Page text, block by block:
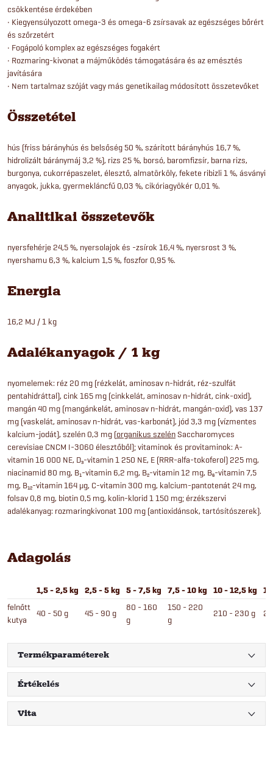
csökkentése érdekében
• Kiegyensúlyozott omega-3 és omega-6 zsírsavak az egészséges bőrért
és szőrzetért
• Fogápoló komplex az egészséges fogakért
• Rozmaring-kivonat a májműködés támogatására és az emésztés
javítására
• Nem tartalmaz szóját vagy más genetikailag módosított összetevőket
Összetétel
hús (friss bárányhús és belsőség 50 %, szárított bárányhús 16,7 %,
hidrolizált báránymáj 3,2 %), rizs 25 %, borsó, baromfizsír, barna rizs,
burgonya, cukorrépaszelet, élesztő, almatörköly, fekete ribizli 1 %, ásványi
anyagok, jukka, gyermekláncfű 0,03 %, cikóriagyökér 0,01 %.
Analitikai összetevők
nyersfehérje 24,5 %, nyersolajok és -zsírok 16,4 %, nyersrost 3 %,
nyershamu 6,3 %, kalcium 1,5 %, foszfor 0,95 %.
Energia
16,2 MJ / 1 kg
Adalékanyagok / 1 kg
nyomelemek: réz 20 mg (rézkelát, aminosav n-hidrát, réz-szulfát
pentahidráttal), cink 165 mg (cinkkelát, aminosav n-hidrát, cink-oxid),
mangán 40 mg (mangánkelát, aminosav n-hidrát, mangán-oxid), vas 137
mg (vaskelát, aminosav n-hidrát, vas-karbonát), jód 3,3 mg (vízmentes
kalcium-jodát), szelén 0,3 mg (organikus szelénSaccharomyces
cerevisiae CNCM I-3060 élesztőből); vitaminok és provitaminok: A-
vitamin 16 000 NE, D₃-vitamin 1 250 NE, E (RRR-alfa-tokoferol) 225 mg,
niacinamid 80 mg, B₁-vitamin 6,2 mg, B₂-vitamin 12 mg, B₆-vitamin 7,5
mg, B₁₂-vitamin 164 μg, C-vitamin 300 mg, kalcium-pantotenát 24 mg,
folsav 0,8 mg, biotin 0,5 mg, kolin-klorid 1 150 mg; érzékszervi
adalékanyag: rozmaringkivonat 100 mg (antioxidánsok, tartósítószerek).
Adagolás
1,5 - 2,5 kg 2,5 - 5 kg 5 - 7,5 kg 7,5 - 10 kg 10 - 12,5 kg
felnőtt
kutya
40 - 50 g 45 - 90 g
80 - 160
g
150 - 220
g
210 - 230 g
Termékparaméterek
Értékelés
Vita